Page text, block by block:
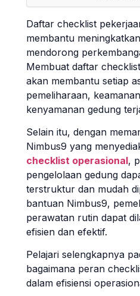
Daftar checklist
membantu
mendorong
Membuat daftar
akan membantu setiap
pemeliharaan,
kenyamanan gedung
Selain itu, dengan
Nimbus9 yang
checklist operasional,
pengelolaan gedung
terstruktur dan mudah
bantuan Nimbus9,
perawatan rutin dapat
efisien dan efektif.
Pelajari selengkapnya
bagaimana peran
dalam efisiensi